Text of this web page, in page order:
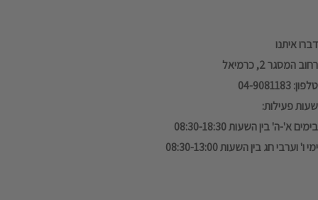
דברו איתנו
רחוב המסגר 2, כרמיאל
טלפון: 04-9081183
שעות פעילות:
בימים א'-ה' בין השעות 08:30-18:30
ימי ו' וערבי חג בין השעות 08:30-13:00